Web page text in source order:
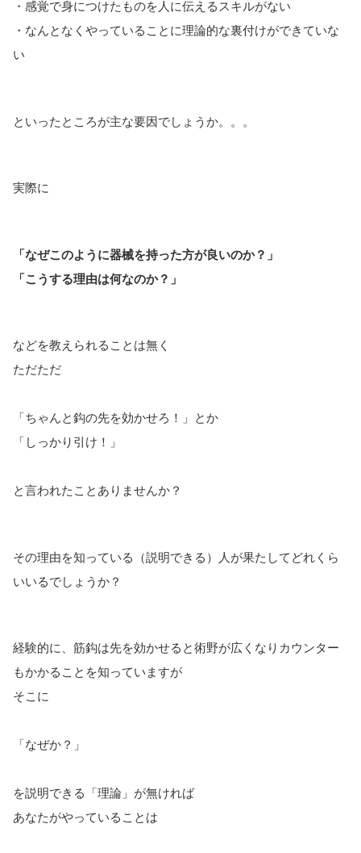
・感覚で身につけたものを人に伝えるスキルがない
・なんとなくやっていることに理論的な裏付けができていな
い
といったところが主な要因でしょうか。。。
実際に
「なぜこのように器械を持った方が良いのか？」
「こうする理由は何なのか？」
などを教えられることは無く
ただただ
「ちゃんと鈎の先を効かせろ！」とか
「しっかり引け！」
と言われたことありませんか？
その理由を知っている（説明できる）人が果たしてどれくら
いいるでしょうか？
経験的に、筋鈎は先を効かせると術野が広くなりカウンター
もかかることを知っていますが
そこに
「なぜか？」
を説明できる「理論」が無ければ
あなたがやっていることは